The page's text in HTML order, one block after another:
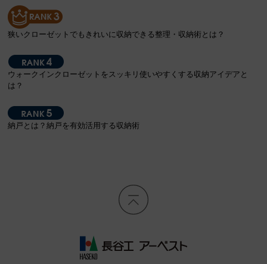
狭いクローゼットでもきれいに収納できる整理・収納術とは？
ウォークインクローゼットをスッキリ使いやすくする収納アイデアと
は？
納戸とは？納戸を有効活用する収納術